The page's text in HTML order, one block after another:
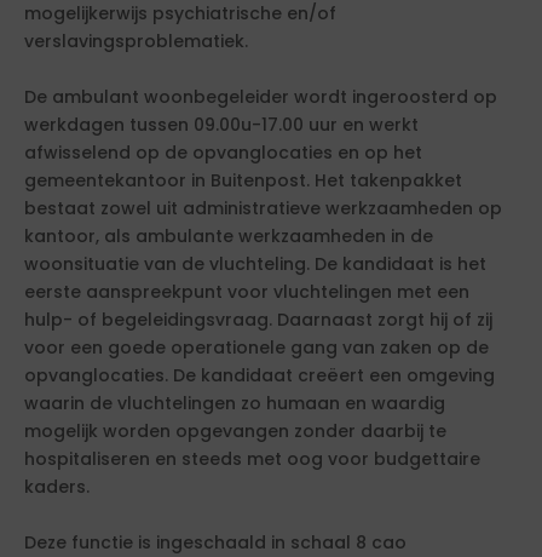
mogelijkerwijs psychiatrische en/of
verslavingsproblematiek.
De ambulant woonbegeleider wordt ingeroosterd op
werkdagen tussen 09.00u-17.00 uur en werkt
afwisselend op de opvanglocaties en op het
gemeentekantoor in Buitenpost. Het takenpakket
bestaat zowel uit administratieve werkzaamheden op
kantoor, als ambulante werkzaamheden in de
woonsituatie van de vluchteling. De kandidaat is het
eerste aanspreekpunt voor vluchtelingen met een
hulp- of begeleidingsvraag. Daarnaast zorgt hij of zij
voor een goede operationele gang van zaken op de
opvanglocaties. De kandidaat creëert een omgeving
waarin de vluchtelingen zo humaan en waardig
mogelijk worden opgevangen zonder daarbij te
hospitaliseren en steeds met oog voor budgettaire
kaders.
Deze functie is ingeschaald in schaal 8 cao